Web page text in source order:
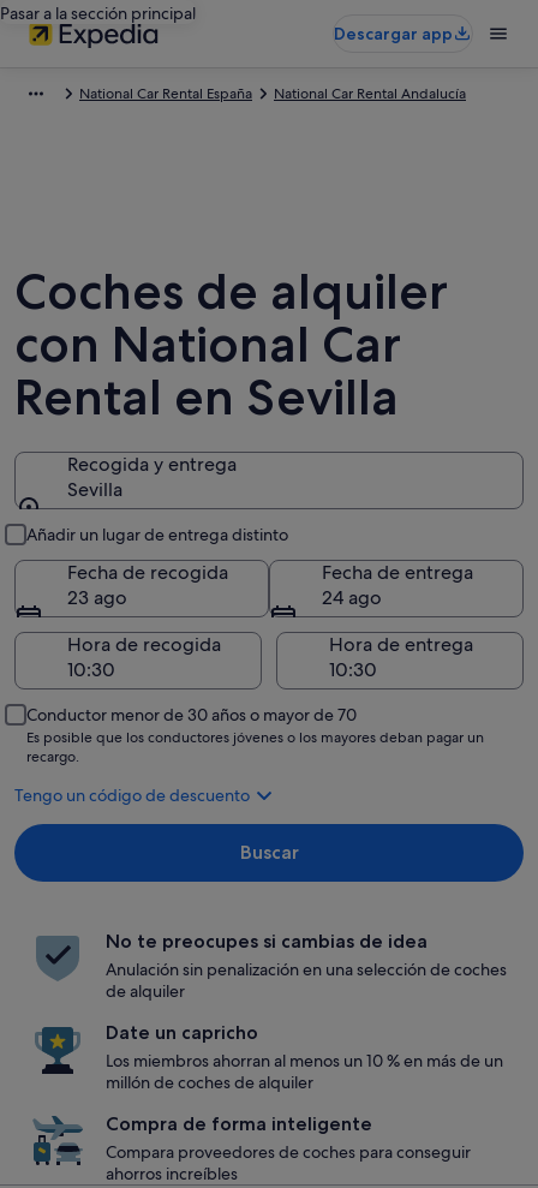
Pasar a la sección principal
Descargar app
National Car Rental España National Car Rental Andalucía
Coches de alquiler
con National Car
Rental en Sevilla
Recogida y entrega
Sevilla
Añadir un lugar de entrega distinto
Fecha de recogida
23 ago
Fecha de entrega
24 ago
Hora de recogida
Hora de entrega
Conductor menor de 30 años o mayor de 70
Es posible que los conductores jóvenes o los mayores deban pagar un
recargo.
Tengo un código de descuento
Buscar
No te preocupes si cambias de idea
Anulación sin penalización en una selección de coches
de alquiler
Date un capricho
Los miembros ahorran al menos un 10 % en más de un
millón de coches de alquiler
Compra de forma inteligente
Compara proveedores de coches para conseguir
ahorros increíbles